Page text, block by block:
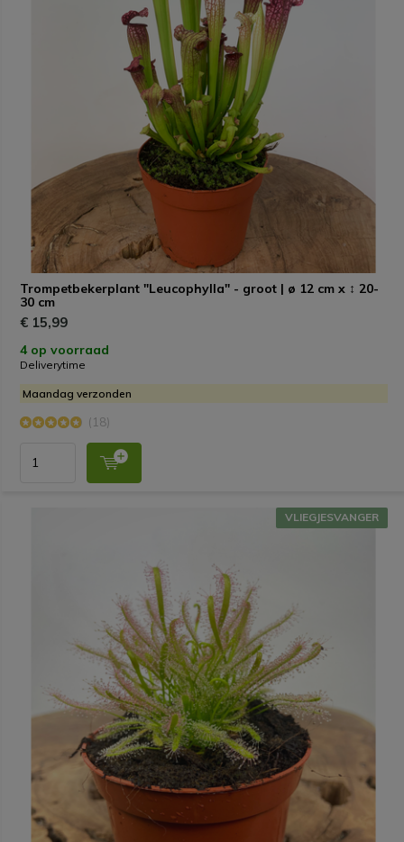
Trompetbekerplant "Leucophylla" - groot | ø 12 cm x ↕ 20-
30 cm
€ 15,99
4 op voorraad
Deliverytime
Maandag verzonden
(18)
VLIEGJESVANGER